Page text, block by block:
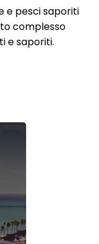
e pesci saporiti
complesso
e saporiti.